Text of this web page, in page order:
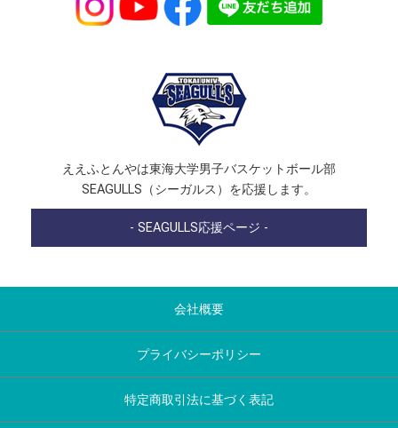
ええふとんやは東海大学男子バスケットボール部
SEAGULLS（シーガルス）を応援します。
- SEAGULLS応援ページ -
会社概要
プライバシーポリシー
特定商取引法に基づく表記